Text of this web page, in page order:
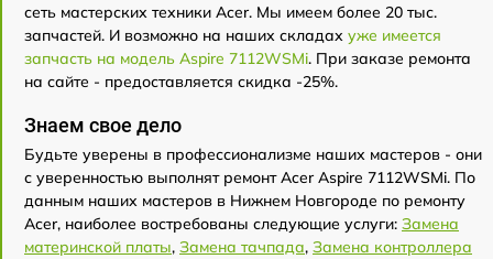
сеть мастерских техники Acer. Мы имеем более 20 тыс.
запчастей. И возможно на наших складах уже имеется
запчасть на модель Aspire 7112WSMi. При заказе ремонта
на сайте - предоставляется скидка -25%.
Знаем свое дело
Будьте уверены в профессионализме наших мастеров - они
с уверенностью выполнят ремонт Acer Aspire 7112WSMi. По
данным наших мастеров в Нижнем Новгороде по ремонту
Acer, наиболее востребованы следующие услуги: Замена
материнской платы, Замена тачпада, Замена контроллера